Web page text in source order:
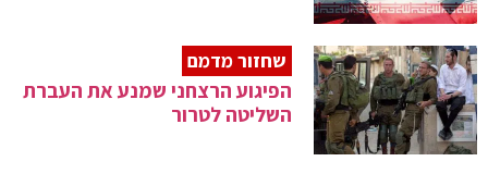
שחזור מדמם
הפיגוע הרצחני שמנע את העברת
השליטה לטרור